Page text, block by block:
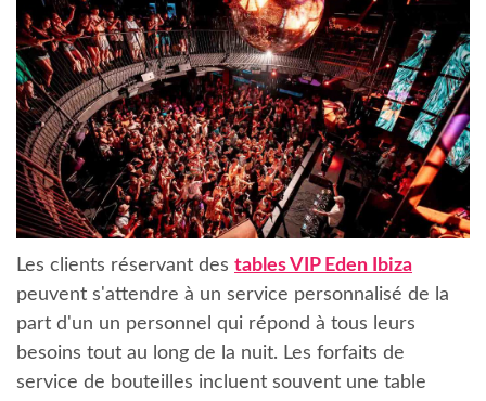
Les clients réservant des tables VIP Eden Ibiza
peuvent s'attendre à un service personnalisé de la
part d'un un personnel qui répond à tous leurs
besoins tout au long de la nuit. Les forfaits de
service de bouteilles incluent souvent une table